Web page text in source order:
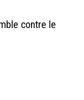
contre le